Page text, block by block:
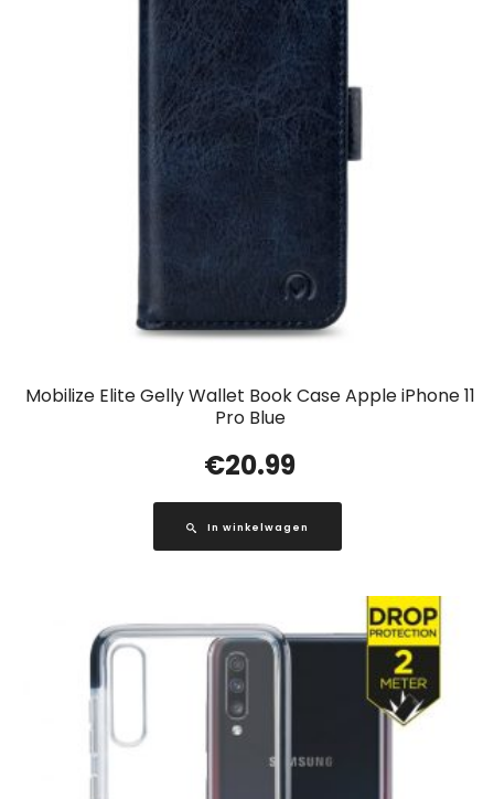
Mobilize Elite Gelly Wallet Book Case Apple iPhone 11
Pro Blue
€20.99
In winkelwagen